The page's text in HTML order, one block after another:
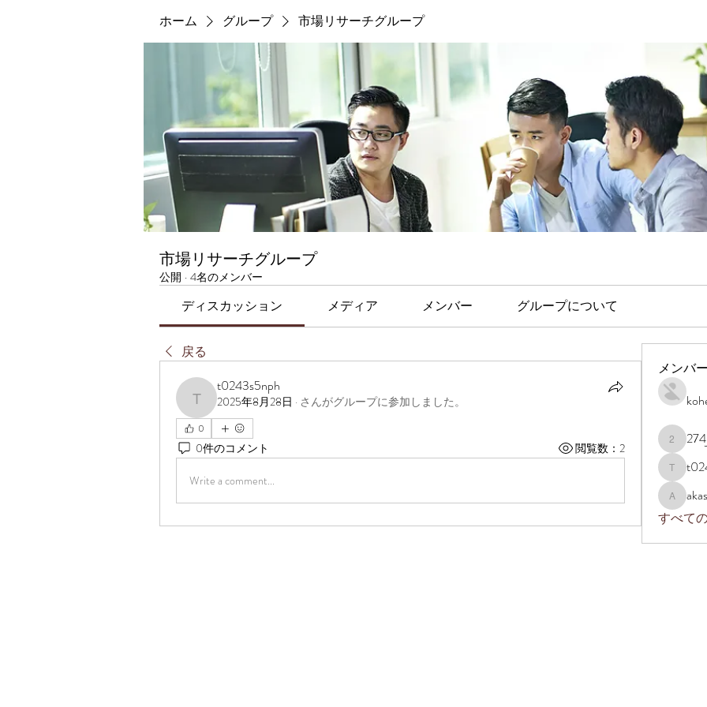
ホーム グループ 市場リサーチグループ
市場リサーチグループ
公開 · 4名のメンバー
ディスカッション メディア メンバー グループについて
戻る
t0243s5nph
t0243s5nph
2025年8月28日 · さんがグループに参加しました。
0
0件のコメント 閲覧数：2
Write a comment...
メンバ
すべて